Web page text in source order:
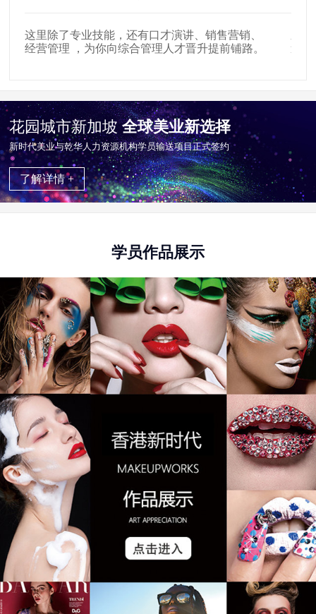
这里除了专业技能，还有口才演讲、销售营销、
经营管理 ，为你向综合管理人才晋升提前铺路。
遍布
花园城市新加坡全球美业新选择
新时代美业与乾华⼈⼒资源机构学员输送项目正式签约
了解详情 +
学员作品展示